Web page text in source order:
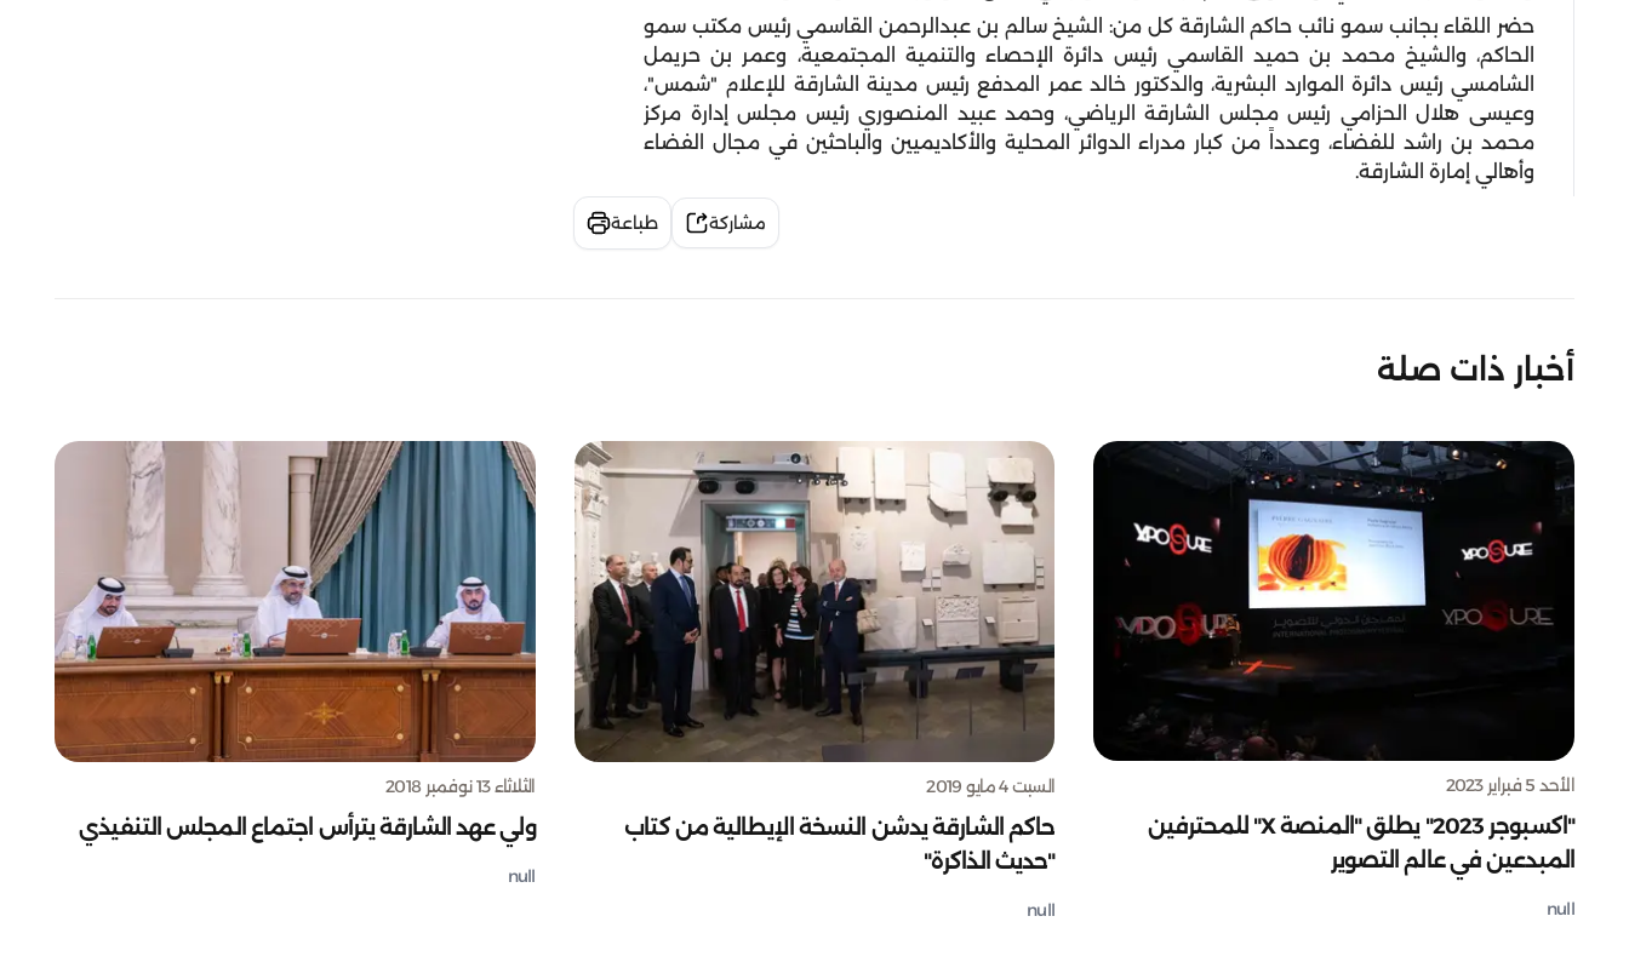
حضر اللقاء بجانب سمو نائب حاكم الشارقة كل من: الشيخ سالم بن عبدالرحمن القاسمي رئيس مكتب سمو
الحاكم، والشيخ محمد بن حميد القاسمي رئيس دائرة الإحصاء والتنمية المجتمعية، وعمر بن حريمل
الشامسي رئيس دائرة الموارد البشرية، والدكتور خالد عمر المدفع رئيس مدينة الشارقة للإعلام "شمس"،
وعيسى هلال الحزامي رئيس مجلس الشارقة الرياضي، وحمد عبيد المنصوري رئيس مجلس إدارة مركز
محمد بن راشد للفضاء، وعدداً من كبار مدراء الدوائر المحلية والأكاديميين والباحثين في مجال الفضاء
وأهالي إمارة الشارقة.
مشاركة طباعة
أخبار ذات صلة
الأحد 5 فبراير 2023
"اكسبوجر 2023" يطلق "المنصة X" للمحترفين
المبدعين في عالم التصوير
null
السبت 4 مايو 2019
حاكم الشارقة يدشن النسخة الإيطالية من كتاب
"حديث الذاكرة"
null
الثلاثاء 13 نوفمبر 2018
ولي عهد الشارقة يترأس اجتماع المجلس التنفيذي
null